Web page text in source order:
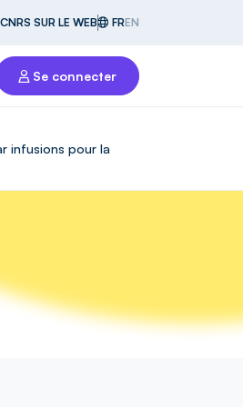
SUR LE WEB FREN
Se connecter
infusions pour la